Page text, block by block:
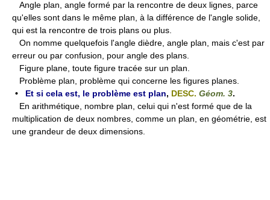
Angle plan, angle formé par la rencontre de deux lignes, parce
qu'elles sont dans le même plan, à la différence de l'angle solide,
qui est la rencontre de trois plans ou plus.
On nomme quelquefois l'angle dièdre, angle plan, mais c'est par
erreur ou par confusion, pour angle des plans.
Figure plane, toute figure tracée sur un plan.
Problème plan, problème qui concerne les figures planes.
• Et si cela est, le problème est plan, DESC. Géom. 3.
En arithmétique, nombre plan, celui qui n'est formé que de la
multiplication de deux nombres, comme un plan, en géométrie, est
une grandeur de deux dimensions.